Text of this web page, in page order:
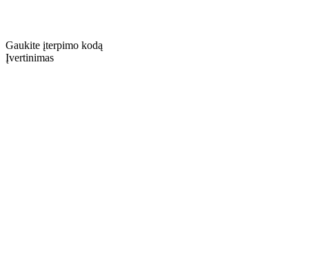
Gaukite įterpimo kodą
Įvertinimas